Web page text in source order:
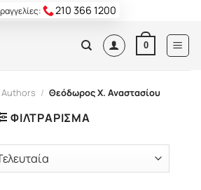
210 366 1200
0
Authors / Θεόδωρος Χ. Αναστασίου
ΦΙΛΤΡΆΡΙΣΜΑ